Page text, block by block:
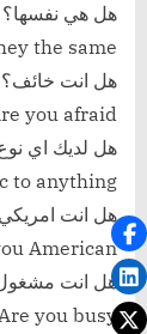
هل هي نفسها؟
the same?
هل انت خائف؟
you afraid?
هل لديك اي
to anything?
هل انت
American?
هل انت
you busy?